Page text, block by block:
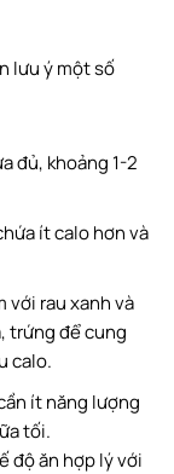
lưu ý một số
đủ, khoảng 1-2
ít calo hơn và
với rau xanh và
trứng để cung
calo.
ít năng lượng
tối.
độ ăn hợp lý với